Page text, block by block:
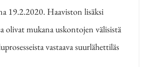
19.2.2020. Haaviston lisäksi
olivat mukana uskontojen välisistä
vastaava suurlähettiläs